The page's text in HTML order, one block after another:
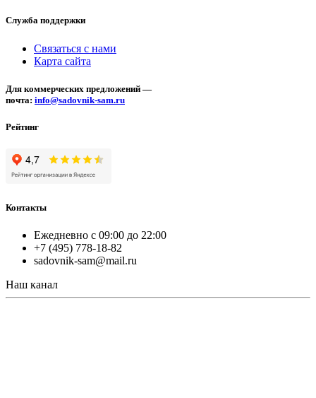
Служба поддержки
Связаться с нами
Карта сайта
Для коммерческих предложений —
почта: info@sadovnik-sam.ru
Рейтинг
Контакты
Ежедневно с 09:00 до 22:00
+7 (495) 778-18-82
sadovnik-sam@mail.ru
Наш канал